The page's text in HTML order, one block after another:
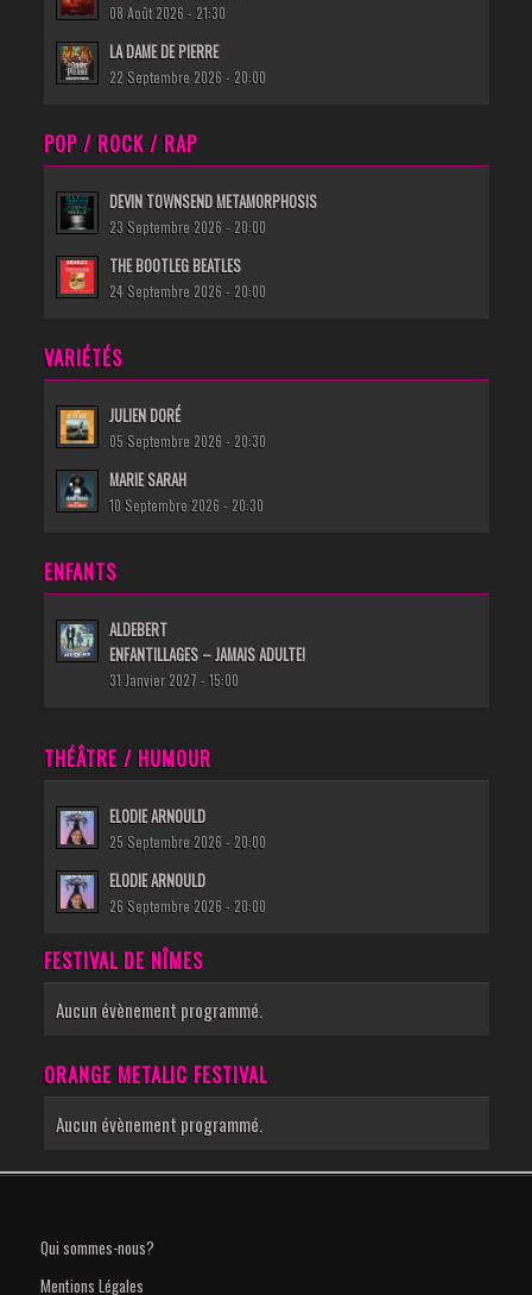
08 Août 2026 - 21:30
LA DAME DE PIERRE
22 Septembre 2026 - 20:00
POP / ROCK / RAP
DEVIN TOWNSEND METAMORPHOSIS
23 Septembre 2026 - 20:00
THE BOOTLEG BEATLES
24 Septembre 2026 - 20:00
VARIÉTÉS
JULIEN DORÉ
05 Septembre 2026 - 20:30
MARIE SARAH
10 Septembre 2026 - 20:30
ENFANTS
ALDEBERT
ENFANTILLAGES – JAMAIS ADULTE!
31 Janvier 2027 - 15:00
THÉÂTRE / HUMOUR
ELODIE ARNOULD
25 Septembre 2026 - 20:00
ELODIE ARNOULD
26 Septembre 2026 - 20:00
FESTIVAL DE NÎMES
Aucun évènement programmé.
ORANGE METALIC FESTIVAL
Aucun évènement programmé.
Qui sommes-nous?
Mentions Légales